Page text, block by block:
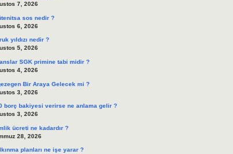
7, 2026
sos nedir ?
6, 2026
yıldızı nedir ?
5, 2026
SGK primine tabi midir ?
4, 2026
Bir Araya Gelecek mi ?
3, 2026
borç bakiyesi verirse ne anlama gelir ?
3, 2026
ücreti ne kadardır ?
28, 2026
planları ne işe yarar ?